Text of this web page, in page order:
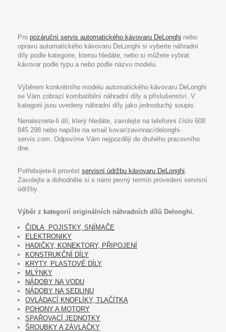
Pro pozáruční servis automatického kávovaru DeLonghi nebo
opravu automatického kávovaru DeLonghi si vyberte náhradní
díly podle kategorie, kterou hledáte, nebo si můžete vybrat
kávovar podle typu a nebo podle názvu modelu.
Výběrem konkrétního modelu automatického kávovaru DeLonghi
se Vám zobrazí kombatibilní náhradní díly a příslušenství. V
kategorii jsou uvedeny náhradní díly jako jednoduchý soupis.
Nenaleznete-li díl, který hledáte, zavolejte na telefonní číslo 608
845 298 nebo napište na email kovar/zavinnac/delonghi-
servis.com. Odpovíme Vám nejpozději do druhého pracovního
dne.
Potřebujete-li provést servisní údržbu kávovaru DeLonghi,
Zavolejte a dohodněte si s námi pevný termín provedení servisní
údržby.
Výběr z kategorií originálních náhradních dílů Delonghi.
ČIDLA, POJISTKY, SNÍMAČE
ELEKTRONIKY
HADIČKY, KONEKTORY, PŘIPOJENÍ
KONSTRUKČNÍ DÍLY
KRYTY, PLASTOVÉ DÍLY
MLÝNKY
NÁDOBY NA VODU
NÁDOBY NA SEDLINU
OVLÁDACÍ KNOFLÍKY, TLAČÍTKA
POHONY A MOTORY
SPAŘOVACÍ JEDNOTKY
ŠROUBKY A ZÁVLAČKY